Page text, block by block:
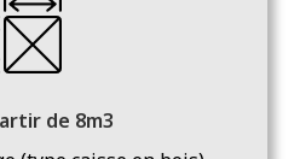
de 8m3